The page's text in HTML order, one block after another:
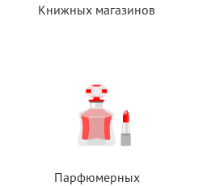
Книжных магазинов
Парфюмерных